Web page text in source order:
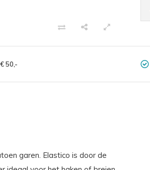
50,-
garen. Elastico is door de